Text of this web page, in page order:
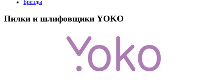
Бренды
Пилки и шлифовщики YOKO